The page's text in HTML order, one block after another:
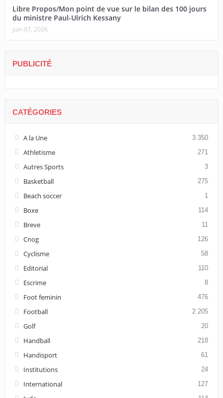
Libre Propos/Mon point de vue sur le bilan des 100 jours
du ministre Paul-Ulrich Kessany
juin 07, 2026
PUBLICITÉ
CATÉGORIES
A la Une 3 350
Athletisme 271
Autres Sports 3
Basketball 275
Beach soccer 1
Boxe 114
Breve 11
Cnog 126
Cyclisme 58
Editorial 110
Escrime 8
Foot feminin 476
Football 2 205
Golf 20
Handball 218
Handisport 61
Institutions 24
International 127